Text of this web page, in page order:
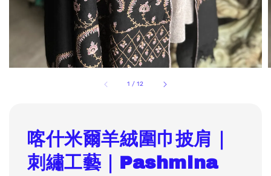
1 /12
喀什米爾羊絨圍巾披肩｜
刺繡工藝｜Pashmina